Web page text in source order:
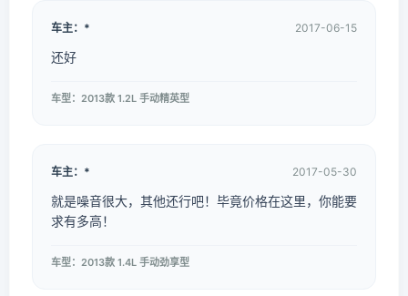
车主：* 2017-06-15
还好
车型：2013款 1.2L 手动精英型
车主：* 2017-05-30
就是噪音很大，其他还行吧！毕竟价格在这里，你能要
求有多高！
车型：2013款 1.4L 手动劲享型